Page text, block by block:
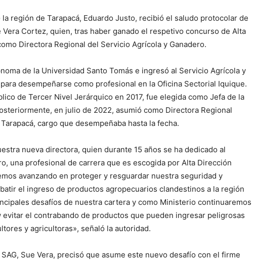
región de Tarapacá, Eduardo Justo, recibió el saludo protocolar de
Cortez, quien, tras haber ganado el respetivo concurso de Alta
Directora Regional del Servicio Agrícola y Ganadero.
de la Universidad Santo Tomás e ingresó al Servicio Agrícola y
desempeñarse como profesional en la Oficina Sectorial Iquique.
de Tercer Nivel Jerárquico en 2017, fue elegida como Jefa de la
en julio de 2022, asumió como Directora Regional
cargo que desempeñaba hasta la fecha.
nueva directora, quien durante 15 años se ha dedicado al
una profesional de carrera que es escogida por Alta Dirección
avanzando en proteger y resguardar nuestra seguridad y
el ingreso de productos agropecuarios clandestinos a la región
desafíos de nuestra cartera y como Ministerio continuaremos
el contrabando de productos que pueden ingresar peligrosas
y agricultoras», señaló la autoridad.
Sue Vera, precisó que asume este nuevo desafío con el firme